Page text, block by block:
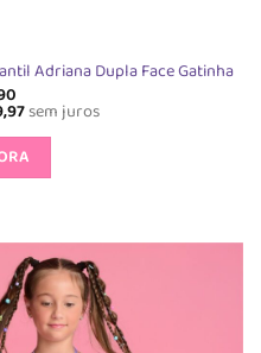
Adriana Dupla Face Gatinha
preço
é:
R$ 89,90.
sem juros
variantes.
As
opções
podem